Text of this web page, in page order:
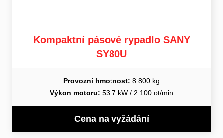
Kompaktní pásové rypadlo SANY
SY80U
Provozní hmotnost: 8 800 kg
Výkon motoru: 53,7 kW / 2 100 ot/min
Cena na vyžádání